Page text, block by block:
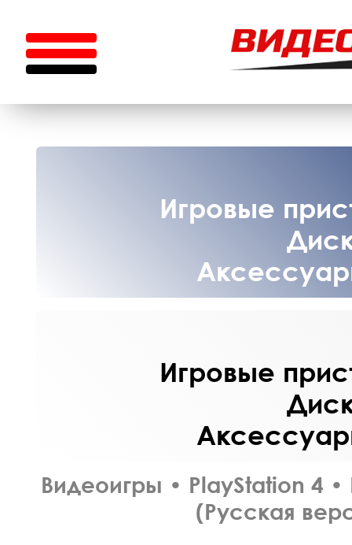
Игровые
Игровые
Видеоигры • PlayStation 4 •
(Русская